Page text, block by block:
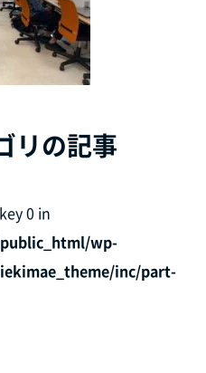
リの記事
0 in
wp-
inc/part-